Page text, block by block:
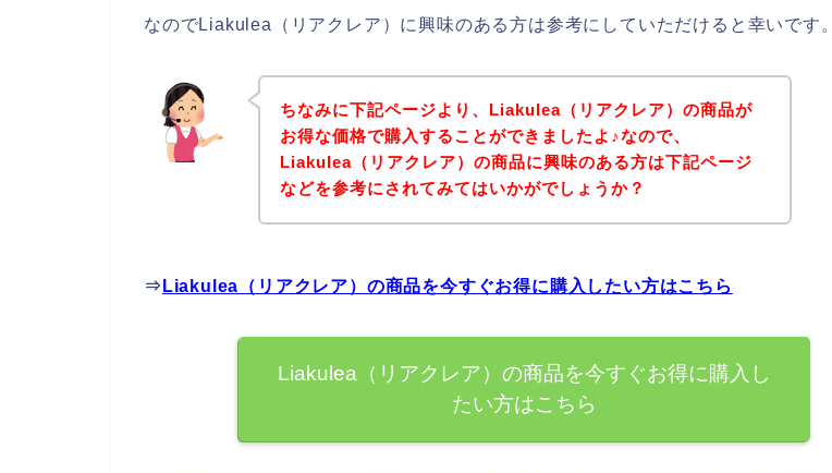
なのでLiakulea（リアクレア）に興味のある方は参考にしていただけると幸いです。
ちなみに下記ページより、Liakulea（リアクレア）の商品が
お得な価格で購入することができましたよ♪なので、
Liakulea（リアクレア）の商品に興味のある方は下記ページ
などを参考にされてみてはいかがでしょうか？
⇒ Liakulea（リアクレア）の商品を今すぐお得に購入したい方はこちら
Liakulea（リアクレア）の商品を今すぐお得に購入し
たい方はこちら